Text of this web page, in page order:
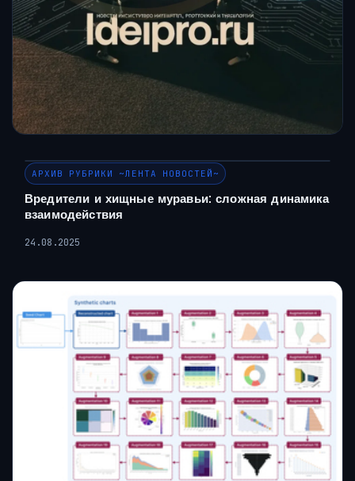
АРХИВ РУБРИКИ ~ЛЕНТА НОВОСТЕЙ~
Вредители и хищные муравьи: сложная динамика
взаимодействия
24.08.2025